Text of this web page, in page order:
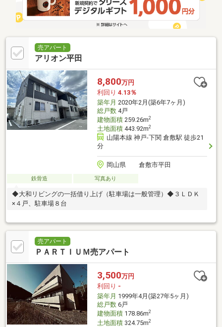
売アパート
アリオン平田
8,800万円
利回り 4.13％
築年月 2020年2月(築6年7ヶ月)
総戸数4戸
建物面積259.26m2
土地面積443.92m2
山陽本線 神戸-下関 倉敷駅 徒歩21
分
岡山県 倉敷市平田
鉄骨造 写真あり
◆大和リビングの一括借り上げ（駐車場は一般管理）◆３ＬＤＫ
×４戸、駐車場８台
売アパート
ＰＡＲＴＩＵＭ売アパート
3,500万円
利回り -
築年月 1999年4月(築27年5ヶ月)
総戸数6戸
建物面積178.86m2
土地面積324.75m2